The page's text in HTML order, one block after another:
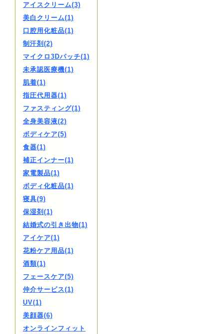
アイスクリーム(3)
美白クリーム(1)
口腔用化粧品(1)
制汗剤(2)
マイクロ3Dパッチ(1)
未承認医療機(1)
肌着(1)
指圧代用器(1)
ファスティング(1)
全身美容液(2)
ボディケア(5)
食器(1)
補正インナー(1)
家電製品(1)
ボディ化粧品(1)
寝具(9)
保湿剤(1)
結婚式の引き出物(1)
アイケア(1)
花粉ケア用品(1)
酒類(1)
フェースケア(5)
仲介サービス(1)
UV(1)
美顔器(6)
オンラインフィット